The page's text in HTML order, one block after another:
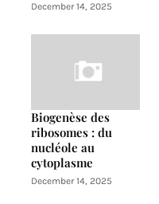
December 14, 2025
Biogenèse des
ribosomes : du
nucléole au
cytoplasme
December 14, 2025